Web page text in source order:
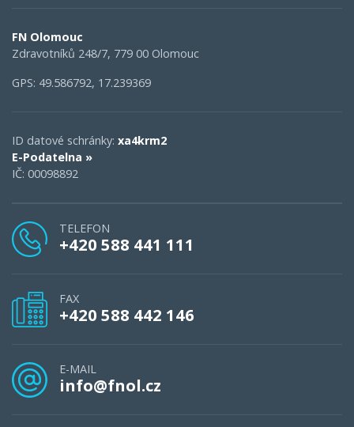
FN Olomouc
Zdravotníků 248/7, 779 00 Olomouc
GPS: 49.586792, 17.239369
ID datové schránky: xa4krm2
E-Podatelna »
IČ: 00098892
TELEFON
+420 588 441 111
FAX
+420 588 442 146
E-MAIL
info@fnol.cz